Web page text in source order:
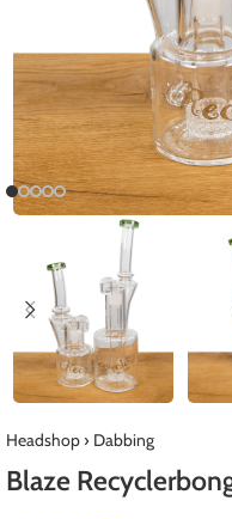
Headshop› Dabbing
Blaze